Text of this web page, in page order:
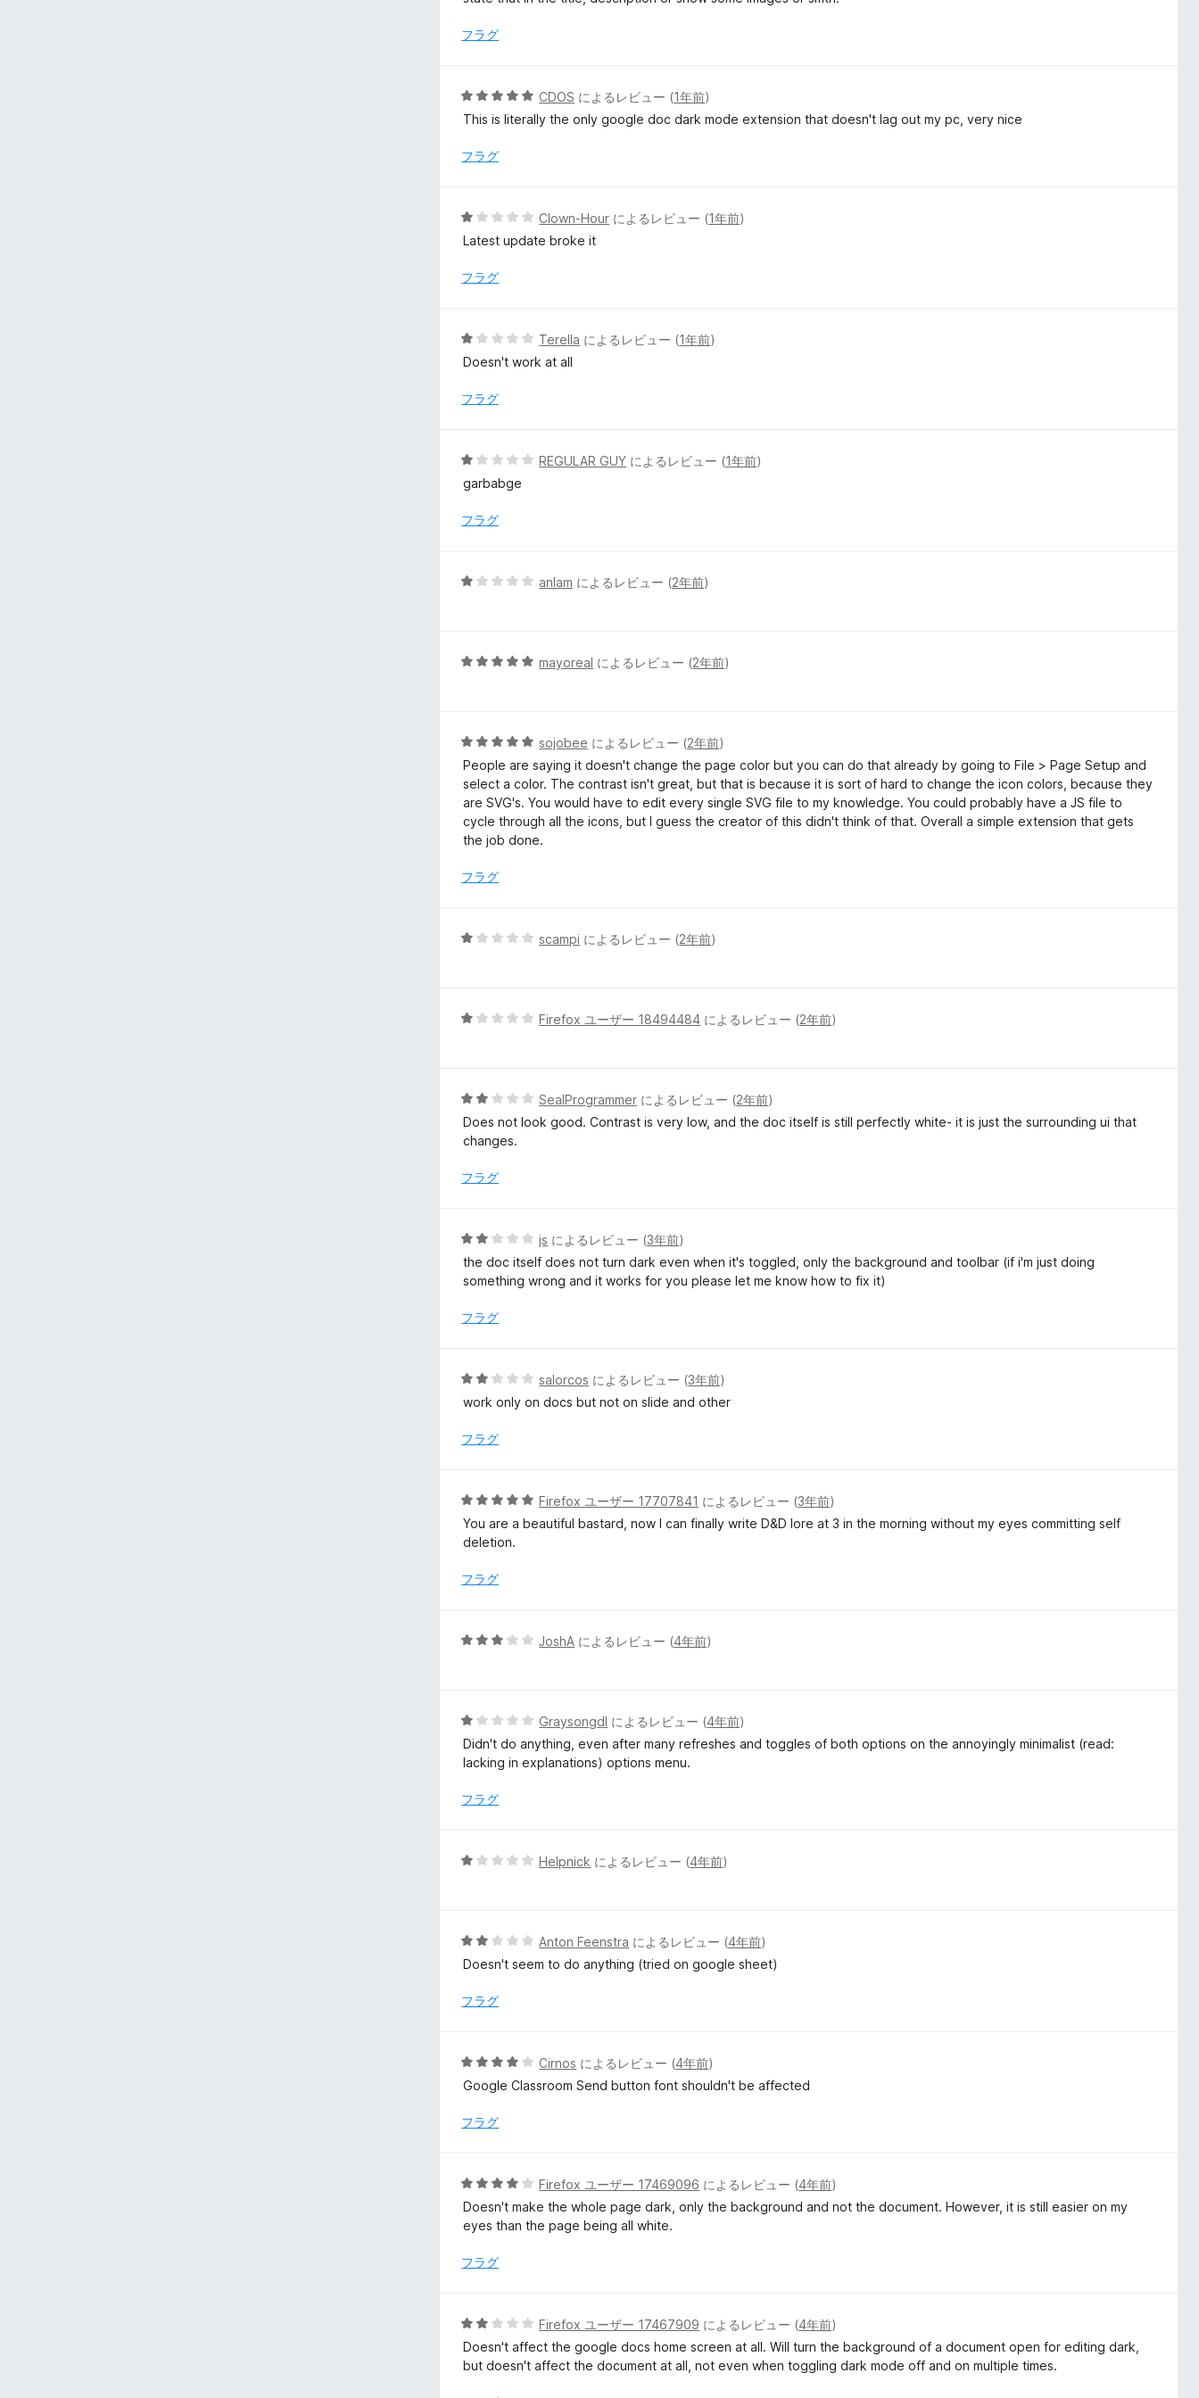
価
5
価
フラグ
5
段
中
評
価
CDOS によるレビュー (1年前)
This is literally the only google doc dark mode extension that doesn't lag out my pc, very nice
フラグ
5
段
中
評
価
Clown-Hour によるレビュー (1年前)
Latest update broke it
フラグ
5
段
中
評
価
Terella によるレビュー (1年前)
Doesn't work at all
フラグ
5
段
中
評
価
REGULAR GUY によるレビュー (1年前)
garbabge
フラグ
5
1
anlam によるレビュー (2年前)
5
5
評
価
mayoreal によるレビュー (2年前)
5
段
階
中
5
の
価
sojobee によるレビュー (2年前)
People are saying it doesn't change the page color but you can do that already by going to File > Page Setup and
select a color. The contrast isn't great, but that is because it is sort of hard to change the icon colors, because they
are SVG's. You would have to edit every single SVG file to my knowledge. You could probably have a JS file to
cycle through all the icons, but I guess the creator of this didn't think of that. Overall a simple extension that gets
the job done.
フラグ
5
1
scampi によるレビュー (2年前)
5
1
評
価
Firefox ユーザー 18494484 によるレビュー (2年前)
5
段
階
2
価
SealProgrammer によるレビュー (2年前)
Does not look good. Contrast is very low, and the doc itself is still perfectly white- it is just the surrounding ui that
changes.
フラグ
5
段
階
2
価
js によるレビュー (3年前)
the doc itself does not turn dark even when it's toggled, only the background and toolbar (if i'm just doing
something wrong and it works for you please let me know how to fix it)
フラグ
5
段
中
評
価
salorcos によるレビュー (3年前)
work only on docs but not on slide and other
フラグ
5
段
階
5
価
Firefox ユーザー 17707841 によるレビュー (3年前)
You are a beautiful bastard, now I can finally write D&D lore at 3 in the morning without my eyes committing self
deletion.
フラグ
5
3
評
価
JoshA によるレビュー (4年前)
5
段
階
1
価
Graysongdl によるレビュー (4年前)
Didn't do anything, even after many refreshes and toggles of both options on the annoyingly minimalist (read:
lacking in explanations) options menu.
フラグ
5
1
評
Helpnick によるレビュー (4年前)
5
段
中
評
価
Anton Feenstra によるレビュー (4年前)
Doesn't seem to do anything (tried on google sheet)
フラグ
5
段
中
評
価
Cirnos によるレビュー (4年前)
Google Classroom Send button font shouldn't be affected
フラグ
5
段
階
4
価
Firefox ユーザー 17469096 によるレビュー (4年前)
Doesn't make the whole page dark, only the background and not the document. However, it is still easier on my
eyes than the page being all white.
フラグ
5
段
階
Firefox ユーザー 17467909 によるレビュー (4年前)
Doesn't affect the google docs home screen at all. Will turn the background of a document open for editing dark,
but doesn't affect the document at all, not even when toggling dark mode off and on multiple times.